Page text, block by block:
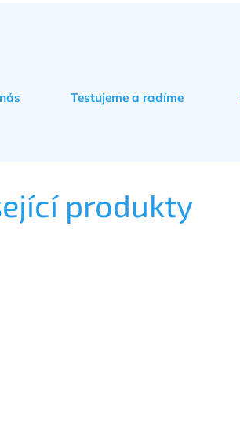
Testujeme a radíme
produkty